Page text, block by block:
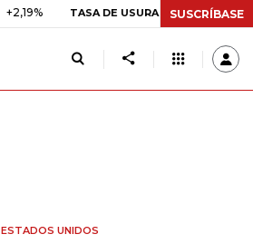
TASA DE USURA CRÉDITO CONSUMO
SUSCRÍBASE
ESTADOS UNIDOS